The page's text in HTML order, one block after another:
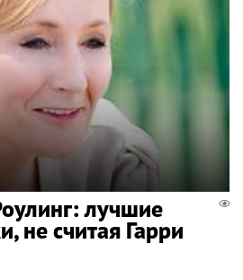
лучшие
не считая Гарри